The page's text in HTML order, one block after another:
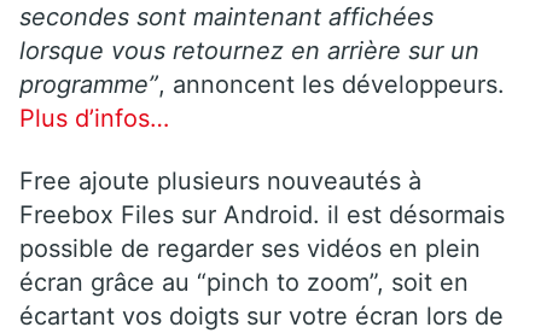
secondes sont maintenant affichées
lorsque vous retournez en arrière sur un
programme”, annoncent les développeurs.
Plus d’infos…
Free ajoute plusieurs nouveautés à
Freebox Files sur Android. il est désormais
possible de regarder ses vidéos en plein
écran grâce au “pinch to zoom”, soit en
écartant vos doigts sur votre écran lors de